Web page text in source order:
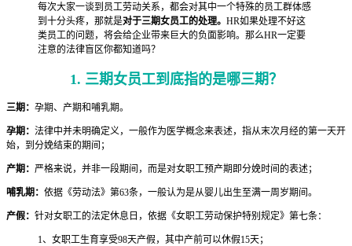
每次大家一谈到员工劳动关系，都会对其中一个特殊的员工群体感
到十分头疼，那就是对于三期女员工的处理。 HR如果处理不好这
类员工的问题，将会给企业带来巨大的负面影响。那么HR一定要
注意的法律盲区你都知道吗？
1. 三期女员工到底指的是哪三期？
三期： 孕期、产期和哺乳期。
孕期： 法律中并未明确定义，一般作为医学概念来表述，指从末次月经的第一天开
始，到分娩结束的期间；
产期： 严格来说，并非一段期间，而是对女职工预产期即分娩时间的表述；
哺乳期： 依据《劳动法》第63条，一般认为是从婴儿出生至满一周岁期间。
产假： 针对女职工的法定休息日，依据《女职工劳动保护特别规定》第七条：
1、女职工生育享受98天产假，其中产前可以休假15天；